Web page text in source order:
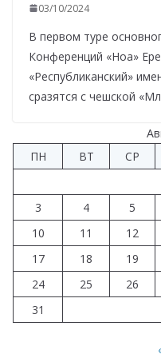
03/10/2024
В первом туре
Конференций «Ноа»
«Республиканский»
сразятся с чешской
ПН
ВТ СР
3
4 5
10
11 12
17
18 19
24
25 26
31